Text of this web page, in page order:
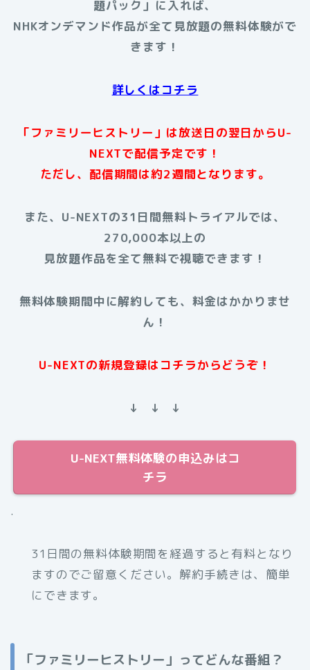
題パック」に入れば、
NHKオンデマンド作品が全て見放題の無料体験がで
きます！
詳しくはコチラ
「ファミリーヒストリー」は放送日の翌日からU-
NEXTで配信予定です！
ただし、配信期間は約2週間となります。
また、U-NEXTの31日間無料トライアルでは、
270,000本以上の
見放題作品を全て無料で視聴できます！
無料体験期間中に解約しても、料金はかかりませ
ん！
U-NEXTの新規登録はコチラからどうぞ！
↓ ↓ ↓
U-NEXT無料体験の申込みはコ
チラ
.
31日間の無料体験期間を経過すると有料となり
ますのでご留意ください。解約手続きは、簡単
にできます。
「ファミリーヒストリー」ってどんな番組？